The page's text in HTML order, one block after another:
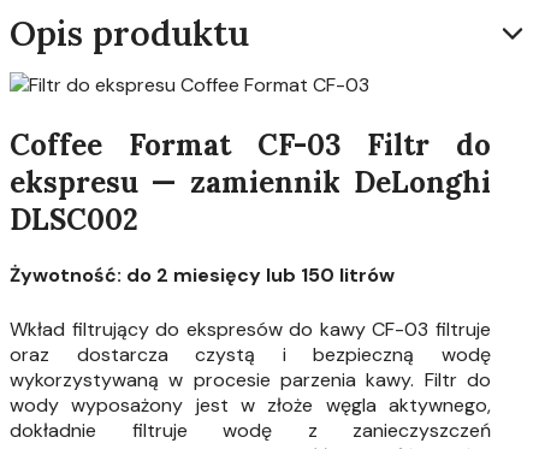
Opis produktu
Coffee Format CF-03 Filtr do
ekspresu — zamiennik DeLonghi
DLSC002
Żywotność: do 2 miesięcy lub 150 litrów
Wkład filtrujący do ekspresów do kawy CF-03 filtruje
oraz dostarcza czystą i bezpieczną wodę
wykorzystywaną w procesie parzenia kawy. Filtr do
wody wyposażony jest w złoże węgla aktywnego,
dokładnie filtruje wodę z zanieczyszczeń